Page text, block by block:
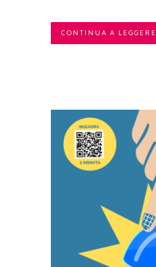
CONTINUA A LEGGERE